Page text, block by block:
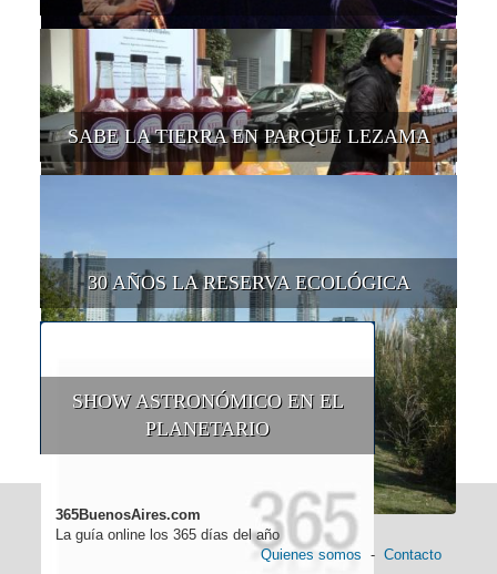
SABE LA TIERRA EN PARQUE LEZAMA
30 AÑOS LA RESERVA ECOLÓGICA
SHOW ASTRONÓMICO EN EL
PLANETARIO
365BuenosAires.com
La guía online los 365 días del año
Quienes somos - Contacto